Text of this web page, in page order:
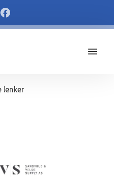
lenker